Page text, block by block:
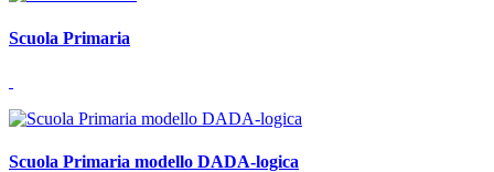
Scuola Primaria
Scuola Primaria modello DADA-logica